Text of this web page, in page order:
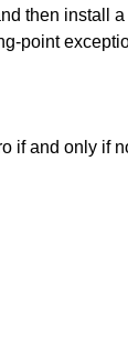
then install
point
if and only if